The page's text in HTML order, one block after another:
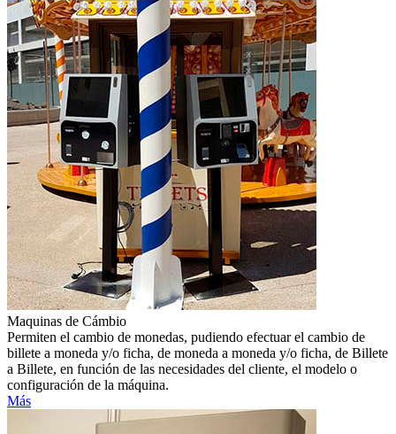
Maquinas de Cámbio
Permiten el cambio de monedas, pudiendo efectuar el cambio de
billete a moneda y/o ficha, de moneda a moneda y/o ficha, de Billete
a Billete, en función de las necesidades del cliente, el modelo o
configuración de la máquina.
Más